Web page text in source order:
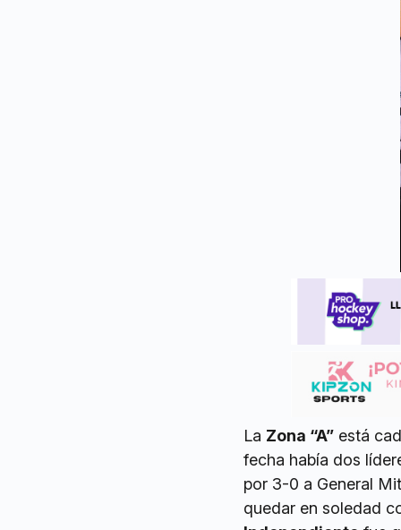
La Zona “A” está
fecha había dos
por 3-0 a General
quedar en soledad